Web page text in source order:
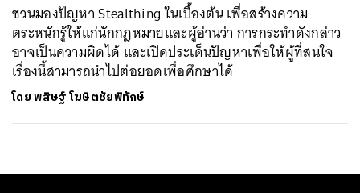
ชวนมองปัญหา Stealthing ในเบื้องต้น เพื่อสร้างความ
ตระหนักรู้ให้แก่นักกฎหมายและผู้อ่านว่า การกระทำดังกล่าว
อาจเป็นความผิดได้ และเปิดประเด็นปัญหาเพื่อให้ผู้ที่สนใจ
เรื่องนี้สามารถนำไปต่อยอดเพื่อศึกษาได้
โดยพสิษฐ์ โฆษิตชัยพิทักษ์